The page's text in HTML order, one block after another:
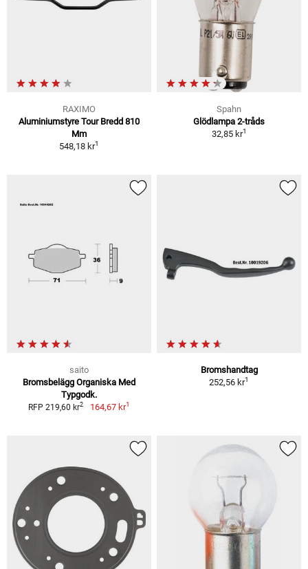
RAXIMO
Aluminiumstyre Tour Bredd 810
Mm
548,18 kr1
Spahn
Glödlampa 2-tråds
32,85 kr1
saito
Bromsbelägg Organiska Med
Typgodk.
RFP 219,60 kr2 164,67 kr1
Bromshandtag
252,56 kr1